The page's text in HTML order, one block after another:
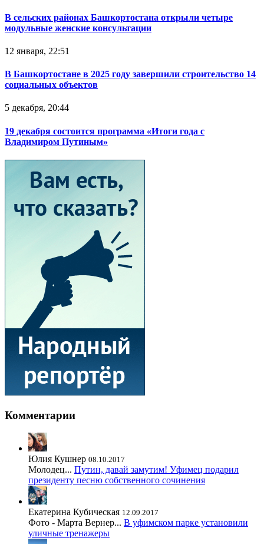
В сельских районах Башкортостана открыли четыре
модульные женские консультации
12 января, 22:51
В Башкортостане в 2025 году завершили строительство 14
социальных объектов
5 декабря, 20:44
19 декабря состоится программа «Итоги года с
Владимиром Путиным»
Комментарии
Юлия Кушнер 08.10.2017
Молодец... Путин, давай замутим! Уфимец подарил
президенту песню собственного сочинения
Екатерина Кубическая 12.09.2017
Фото - Марта Вернер... В уфимском парке установили
уличные тренажеры